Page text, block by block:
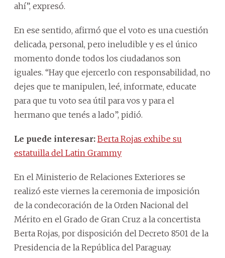
ahí”, expresó.
En ese sentido, afirmó que el voto es una cuestión
delicada, personal, pero ineludible y es el único
momento donde todos los ciudadanos son
iguales. “Hay que ejercerlo con responsabilidad, no
dejes que te manipulen, leé, informate, educate
para que tu voto sea útil para vos y para el
hermano que tenés a lado”, pidió.
Le puede interesar: Berta Rojas exhibe su
estatuilla del Latin Grammy
En el Ministerio de Relaciones Exteriores se
realizó este viernes la ceremonia de imposición
de la condecoración de la Orden Nacional del
Mérito en el Grado de Gran Cruz a la concertista
Berta Rojas, por disposición del Decreto 8501 de la
Presidencia de la República del Paraguay.